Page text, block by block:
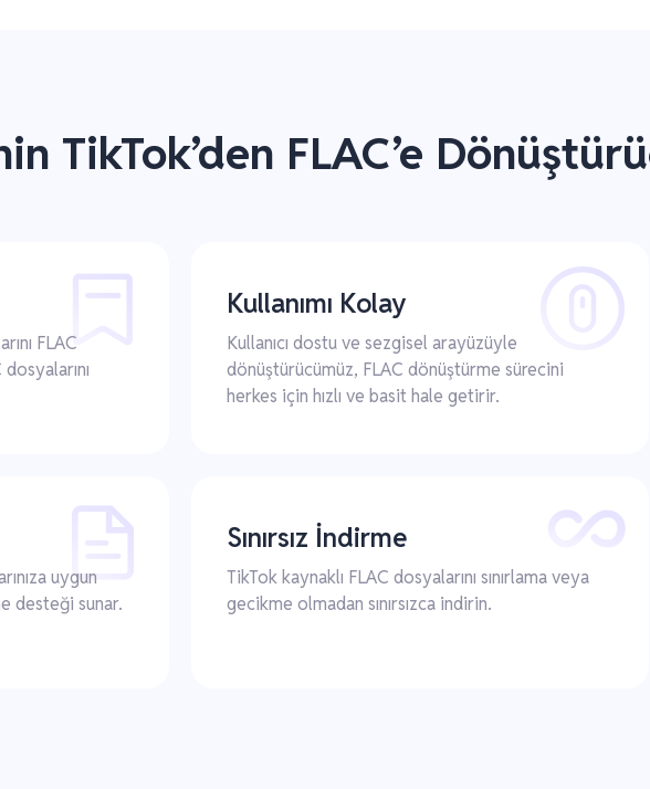
TikTok’den FLAC’e
FLAC
Kullanımı Kolay
Kullanıcı dostu ve sezgisel arayüzüyle
dönüştürücümüz, FLAC dönüştürme sürecini
herkes için hızlı ve basit hale getirir.
uygun
desteği sunar.
Sınırsız İndirme
TikTok kaynaklı FLAC dosyalarını sınırlama veya
gecikme olmadan sınırsızca indirin.